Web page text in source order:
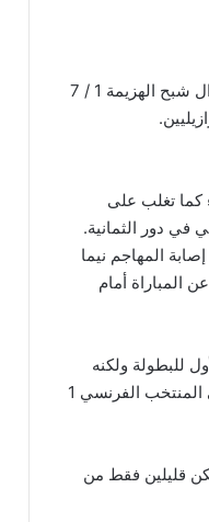
وحتى الآن ، ورغم مرور أربعة أعوام ، ومع اقتراب فعاليات بطولة كأس العالم 2018 بروسيا ، لا يزال شبح الهزيمة 1 / 7
كما تغلب على
في دور الثمانية.
المهاجم نيما
المباراة أمام
بالدور الأول للبطولة ولكنه
احتاج بعدها لوقت إضافي من أجل اجتياز عقبة المنتخب الجزائري في دور الستة عشر ثم فاز على المنتخب الفرنسي 1
قليلين فقط من